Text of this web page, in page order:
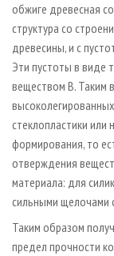
обжиге древесная
структура со
древесины, и с
Эти пустоты в виде
веществом В. Таким
стеклопластики
формирования, то
отверждения
материала: для
сильными щелочами
Таким образом
предел прочности